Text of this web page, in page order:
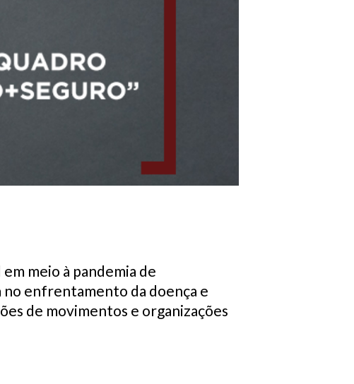
meio à pandemia de
no enfrentamento da doença e
de movimentos e organizações